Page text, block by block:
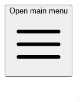
Open main menu